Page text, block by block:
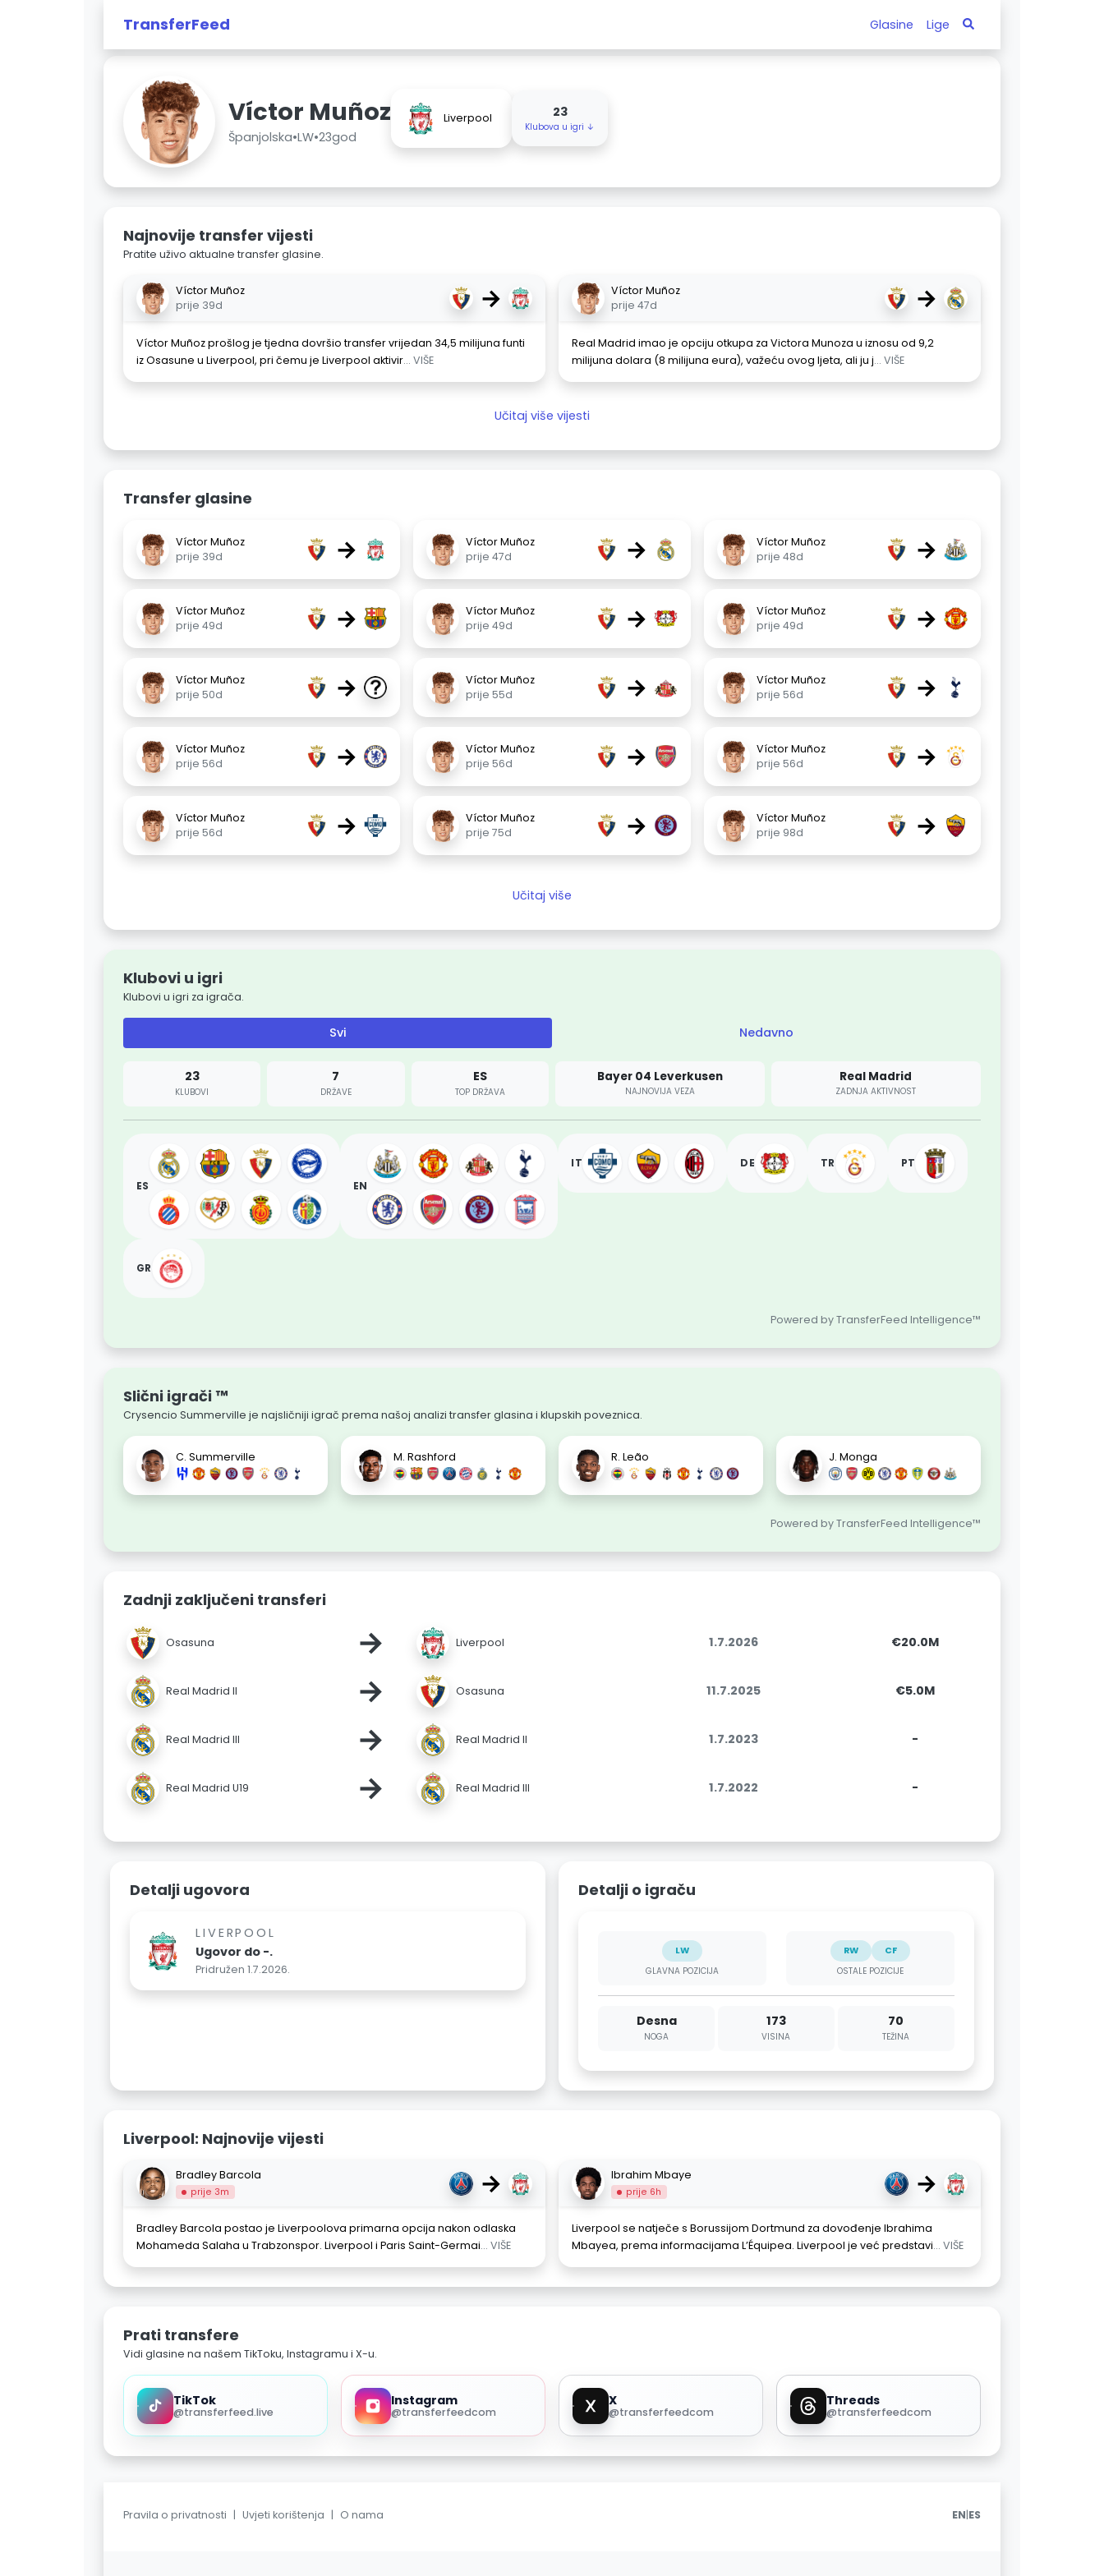
TransferFeed Glasine Lige
Víctor Muñoz
Španjolska•LW•23god
Liverpool 23
Klubova u igri ↓
Najnovije transfer vijesti
Pratite uživo aktualne transfer glasine.
Víctor Muñoz
prije 39d
→
Víctor Muñoz prošlog je tjedna dovršio transfer vrijedan 34,5 milijuna funti
iz Osasune u Liverpool, pri čemu je Liverpool aktivir... VIŠE
Víctor Muñoz
prije 47d
→
Real Madrid imao je opciju otkupa za Victora Munoza u iznosu od 9,2
milijuna dolara (8 milijuna eura), važeću ovog ljeta, ali ju j... VIŠE
Učitaj više vijesti
Transfer glasine
Víctor Muñoz
prije 39d
→
Víctor Muñoz
prije 47d
→
Víctor Muñoz
prije 48d
→
Víctor Muñoz
prije 49d
→
Víctor Muñoz
prije 49d
→
Víctor Muñoz
prije 49d
→
Víctor Muñoz
prije 50d
→
Víctor Muñoz
prije 55d
→
Víctor Muñoz
prije 56d
→
Víctor Muñoz
prije 56d
→
Víctor Muñoz
prije 56d
→
Víctor Muñoz
prije 56d
→
Víctor Muñoz
prije 56d
→
Víctor Muñoz
prije 75d
→
Víctor Muñoz
prije 98d
→
Učitaj više
Klubovi u igri
Klubovi u igri za igrača.
Svi Nedavno
23
KLUBOVI
7
DRŽAVE
ES
TOP DRŽAVA
Bayer 04 Leverkusen
NAJNOVIJA VEZA
Real Madrid
ZADNJA AKTIVNOST
ES EN
IT DE TR PT
GR
Powered by TransferFeed Intelligence™
Slični igrači ™
Crysencio Summerville je najsličniji igrač prema našoj analizi transfer glasina i klupskih poveznica.
C. Summerville M. Rashford R. Leão J. Monga
Powered by TransferFeed Intelligence™
Zadnji zaključeni transferi
Osasuna → Liverpool 1.7.2026 €20.0M
Real Madrid II → Osasuna 11.7.2025 €5.0M
Real Madrid III → Real Madrid II 1.7.2023 -
Real Madrid U19 → Real Madrid III 1.7.2022 -
Detalji ugovora
LIVERPOOL
Ugovor do -.
Pridružen 1.7.2026.
Detalji o igraču
LW
GLAVNA POZICIJA
RW
CF
OSTALE POZICIJE
Desna
NOGA
173
VISINA
70
TEŽINA
Liverpool: Najnovije vijesti
Bradley Barcola
prije 3m →
Bradley Barcola postao je Liverpoolova primarna opcija nakon odlaska
Mohameda Salaha u Trabzonspor. Liverpool i Paris Saint-Germai... VIŠE
Ibrahim Mbaye
prije 6h →
Liverpool se natječe s Borussijom Dortmund za dovođenje Ibrahima
Mbayea, prema informacijama L’Équipea. Liverpool je već predstavi... VIŠE
Prati transfere
Vidi glasine na našem TikToku, Instagramu i X-u.
TikTok
@transferfeed.live
Instagram
@transferfeedcom
X
@transferfeedcom
Threads
@transferfeedcom
Pravila o privatnosti | Uvjeti korištenja | O nama EN|ES